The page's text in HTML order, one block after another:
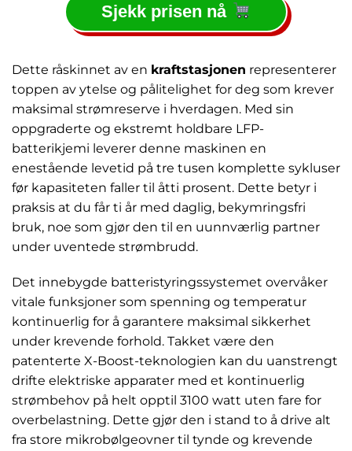
Sjekk prisen nå
Dette råskinnet av en kraftstasjonen representerer
toppen av ytelse og pålitelighet for deg som krever
maksimal strømreserve i hverdagen. Med sin
oppgraderte og ekstremt holdbare LFP-
batterikjemi leverer denne maskinen en
enestående levetid på tre tusen komplette sykluser
før kapasiteten faller til åtti prosent. Dette betyr i
praksis at du får ti år med daglig, bekymringsfri
bruk, noe som gjør den til en uunnværlig partner
under uventede strømbrudd.
Det innebygde batteristyringssystemet overvåker
vitale funksjoner som spenning og temperatur
kontinuerlig for å garantere maksimal sikkerhet
under krevende forhold. Takket være den
patenterte X-Boost-teknologien kan du uanstrengt
drifte elektriske apparater med et kontinuerlig
strømbehov på helt opptil 3100 watt uten fare for
overbelastning. Dette gjør den i stand to å drive alt
fra store mikrobølgeovner til tynde og krevende